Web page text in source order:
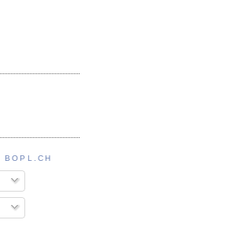
BOPL.CH